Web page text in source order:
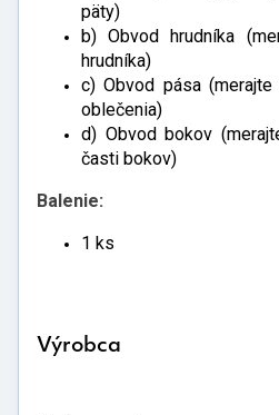
päty)
b) Obvod hrudníka
hrudníka)
c) Obvod pása
oblečenia)
d) Obvod bokov
časti bokov)
Balenie:
1 ks
Výrobca